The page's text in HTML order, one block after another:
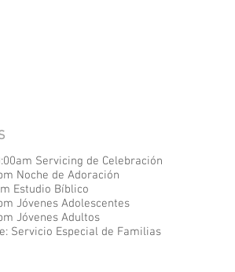
Servicing de Celebración
Noche de Adoración
Estudio Bíblico
Jóvenes Adolescentes
Jóvenes Adultos
Servicio Especial de Familias